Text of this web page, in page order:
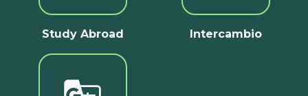
Study Abroad Intercambio